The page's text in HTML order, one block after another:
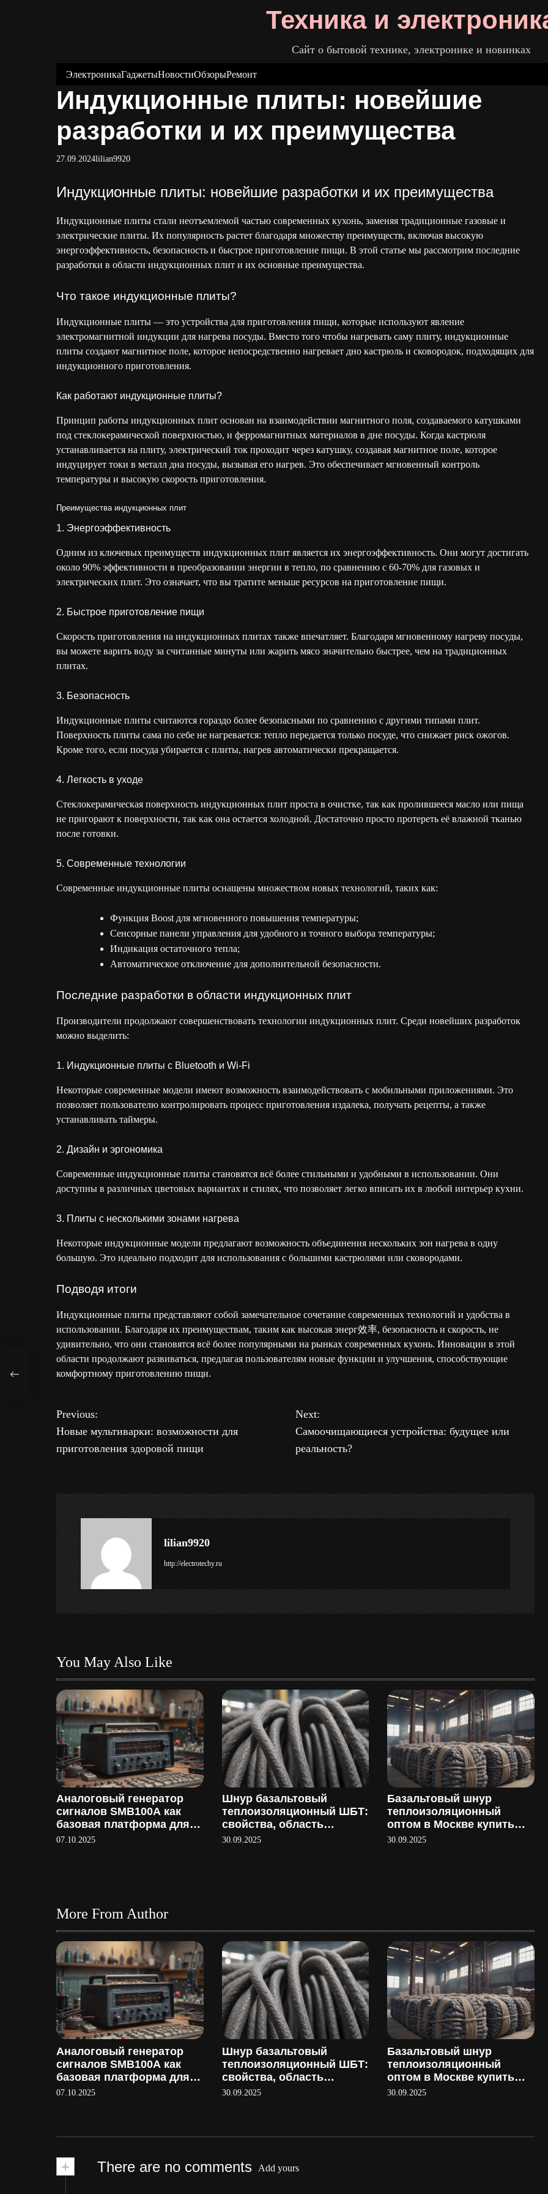
Техника и
Сайт о бытовой технике, электронике и новинках
ЭлектроникаГаджетыНовостиОбзорыРемонт
Индукционные плиты: новейшие
разработки и их преимущества
27.09.2024lilian9920
Индукционные плиты: новейшие разработки и их преимущества
Индукционные плиты стали неотъемлемой частью современных кухонь, заменяя традиционные газовые и
электрические плиты. Их популярность растет благодаря множеству преимуществ, включая высокую
энергоэффективность, безопасность и быстрое приготовление пищи. В этой статье мы рассмотрим последние
разработки в области индукционных плит и их основные преимущества.
Что такое индукционные плиты?
Индукционные плиты — это устройства для приготовления пищи, которые используют явление
электромагнитной индукции для нагрева посуды. Вместо того чтобы нагревать саму плиту, индукционные
плиты создают магнитное поле, которое непосредственно нагревает дно кастрюль и сковородок, подходящих для
индукционного приготовления.
Как работают индукционные плиты?
Принцип работы индукционных плит основан на взаимодействии магнитного поля, создаваемого катушками
под стеклокерамической поверхностью, и ферромагнитных материалов в дне посуды. Когда кастрюля
устанавливается на плиту, электрический ток проходит через катушку, создавая магнитное поле, которое
индуцирует токи в металл дна посуды, вызывая его нагрев. Это обеспечивает мгновенный контроль
температуры и высокую скорость приготовления.
Преимущества индукционных плит
1. Энергоэффективность
Одним из ключевых преимуществ индукционных плит является их энергоэффективность. Они могут достигать
около 90% эффективности в преобразовании энергии в тепло, по сравнению с 60-70% для газовых и
электрических плит. Это означает, что вы тратите меньше ресурсов на приготовление пищи.
2. Быстрое приготовление пищи
Скорость приготовления на индукционных плитах также впечатляет. Благодаря мгновенному нагреву посуды,
вы можете варить воду за считанные минуты или жарить мясо значительно быстрее, чем на традиционных
плитах.
3. Безопасность
Индукционные плиты считаются гораздо более безопасными по сравнению с другими типами плит.
Поверхность плиты сама по себе не нагревается: тепло передается только посуде, что снижает риск ожогов.
Кроме того, если посуда убирается с плиты, нагрев автоматически прекращается.
4. Легкость в уходе
Стеклокерамическая поверхность индукционных плит проста в очистке, так как пролившееся масло или пища
не пригорают к поверхности, так как она остается холодной. Достаточно просто протереть её влажной тканью
после готовки.
5. Современные технологии
Современные индукционные плиты оснащены множеством новых технологий, таких как:
Функция Boost для мгновенного повышения температуры;
Сенсорные панели управления для удобного и точного выбора температуры;
Индикация остаточного тепла;
Автоматическое отключение для дополнительной безопасности.
Последние разработки в области индукционных плит
Производители продолжают совершенствовать технологии индукционных плит. Среди новейших разработок
можно выделить:
1. Индукционные плиты с Bluetooth и Wi-Fi
Некоторые современные модели имеют возможность взаимодействовать с мобильными приложениями. Это
позволяет пользователю контролировать процесс приготовления издалека, получать рецепты, а также
устанавливать таймеры.
2. Дизайн и эргономика
Современные индукционные плиты становятся всё более стильными и удобными в использовании. Они
доступны в различных цветовых вариантах и стилях, что позволяет легко вписать их в любой интерьер кухни.
3. Плиты с несколькими зонами нагрева
Некоторые индукционные модели предлагают возможность объединения нескольких зон нагрева в одну
большую. Это идеально подходит для использования с большими кастрюлями или сковородами.
Подводя итоги
Индукционные плиты представляют собой замечательное сочетание современных технологий и удобства в
использовании. Благодаря их преимуществам, таким как высокая энерг效率, безопасность и скорость, не
удивительно, что они становятся всё более популярными на рынках современных кухонь. Инновации в этой
области продолжают развиваться, предлагая пользователям новые функции и улучшения, способствующие
комфортному приготовлению пищи.
Н
а
и
г
а
ц
и
п
о
з
а
п
и
с
я
Previous:
Новые мультиварки: возможности для
приготовления здоровой пищи
Next:
Самоочищающиеся устройства: будущее или
реальность?
lilian9920
http://electrotechy.ru
You May Also Like
Аналоговый генератор
сигналов SMB100A как
базовая платформа для
тестирования
07.10.2025
Шнур базальтовый
теплоизоляционный ШБТ:
свойства, область
применения и
30.09.2025
Базальтовый шнур
теплоизоляционный
оптом в Москве купить
напрямую у
30.09.2025
More From Author
Аналоговый генератор
сигналов SMB100A как
базовая платформа для
тестирования
07.10.2025
Шнур базальтовый
теплоизоляционный ШБТ:
свойства, область
применения и
30.09.2025
Базальтовый шнур
теплоизоляционный
оптом в Москве купить
напрямую у
30.09.2025
+ There are no comments Add yours